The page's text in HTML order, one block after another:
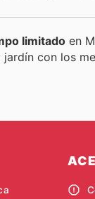
limitado en
con los